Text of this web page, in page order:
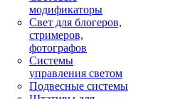
модификаторы
Свет для блогеров,
стримеров,
фотографов
Системы
управления светом
Подвесные системы